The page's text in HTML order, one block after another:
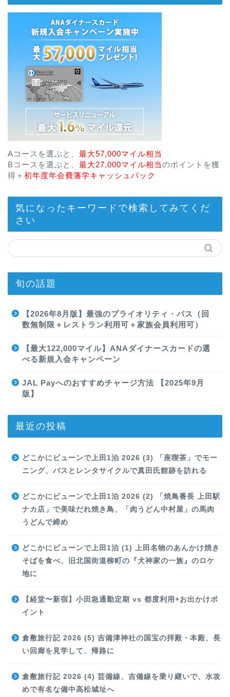
Aコースを選ぶと、 最大57,000マイル相当
Bコースを選ぶと、 最大27,000マイル相当のポイントを獲
得＋ 初年度年会費藩学キャッシュバック
気になったキーワードで検索してみてくだ
さい
旬の話題
【2026年8月版】最強のプライオリティ・パス（回
数無制限＋レストラン利用可＋家族会員利用可）
【最大122,000マイル】ANAダイナースカードの選
べる新規入会キャンペーン
JAL Payへのおすすめチャージ方法 【2025年9月
版】
最近の投稿
どこかにビューンで上田1泊 2026 (3) 「座喫茶」でモー
ニング、バスとレンタサイクルで真田氏館跡を訪れる
どこかにビューンで上田1泊 2026 (2) 「焼鳥番長 上田駅
ナカ店」で美味だれ焼き鳥、「肉うどん中村屋」の馬肉
うどんで締め
どこかにビューンで上田1泊 (1) 上田名物のあんかけ焼き
そばを食べ、旧北国街道柳町の『犬神家の一族』のロケ
地に
【経堂〜新宿】小田急通勤定期 vs 都度利用+お出かけポ
イント
倉敷旅行記 2026 (5) 吉備津神社の国宝の拝殿・本殿、長
い回廊を見学して、帰路に
倉敷旅行記 2026 (4) 芸備線、吉備線を乗り継いで、水攻
めで有名な備中高松城址へ